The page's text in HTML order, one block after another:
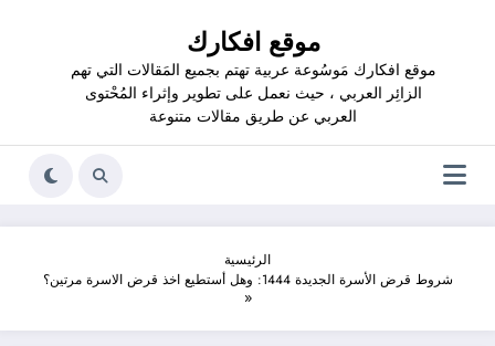
موقع افكارك
موقع افكارك مَوسُوعة عربية تهتم بجميع المَقالات التي تهم
الزائِر العربي ، حيث نعمل على تطوير وإثراء المُحْتوى
العربي عن طريق مقالات متنوعة
الرئيسية
شروط قرض الأسرة الجديدة 1444: وهل أستطيع اخذ قرض الاسرة مرتين؟